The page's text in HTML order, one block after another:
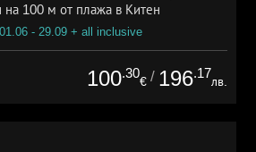
на 100 м от плажа в Китен
- 29.09 + all inclusive
100.30
€ / 196.17
лв.